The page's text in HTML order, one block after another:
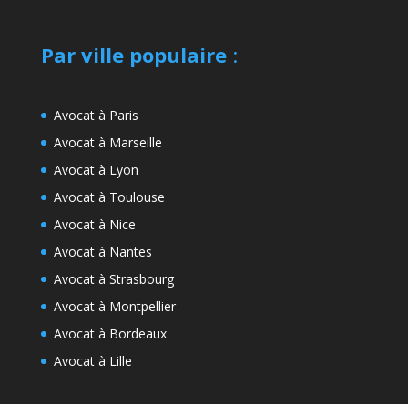
Par ville populaire:
Avocat à Paris
Avocat à Marseille
Avocat à Lyon
Avocat à Toulouse
Avocat à Nice
Avocat à Nantes
Avocat à Strasbourg
Avocat à Montpellier
Avocat à Bordeaux
Avocat à Lille